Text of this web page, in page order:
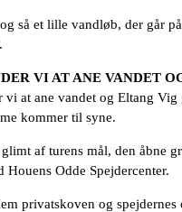
så et lille vandløb, der går
VI AT ANE VANDET
vi at ane vandet og Eltang Vig
kommer til syne.
af turens mål, den åbne
Houens Odde Spejdercenter.
privatskoven og spejdernes